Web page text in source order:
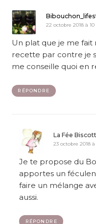
22 octobre 2018 à
Un plat que je me
recette par contre je
me conseille quoi en
RÉPONDRE
La Fée
23 octobre 2018
Je te propose du
apportes un
faire un mélange
aussi.
RÉPONDRE